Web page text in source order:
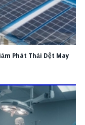
Phát Thải Dệt May